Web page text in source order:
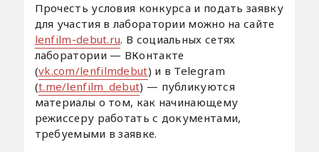
Прочесть условия конкурса и подать заявку
для участия в лаборатории можно на сайте
lenfilm-debut.ru. В социальных сетях
лаборатории — ВКонтакте
(vk.com/lenfilmdebut) и в Telegram
(t.me/lenfilm_debut) — публикуются
материалы о том, как начинающему
режиссеру работать с документами,
требуемыми в заявке.